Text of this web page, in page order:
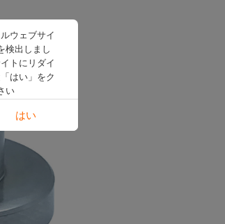
ウェブサイ
検出しまし
トにリダイ
はい」をク
い
はい